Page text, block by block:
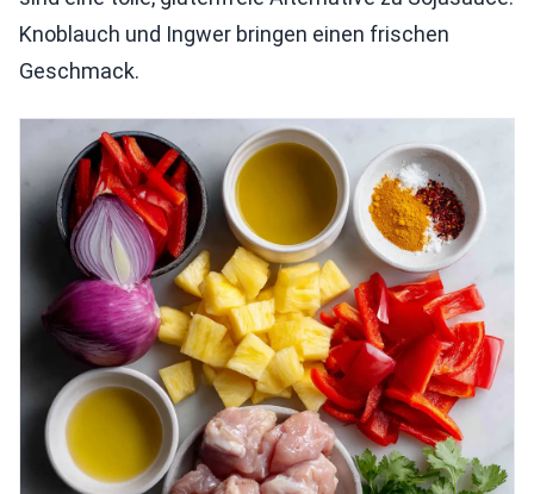
Knoblauch und Ingwer bringen einen frischen
Geschmack.